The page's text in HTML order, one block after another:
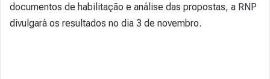
documentos de habilitação e análise das propostas, a RNP
divulgará os resultados no dia 3 de novembro.